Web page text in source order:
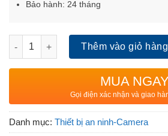
Bảo hành: 24 tháng
Camera HD-TVI Dome 4 in 1 hồng
Thêm vào giỏ hàng
MUA NGAY
Gọi điện xác nhận và giao
Danh mục: Thiết bị an ninh-Camera